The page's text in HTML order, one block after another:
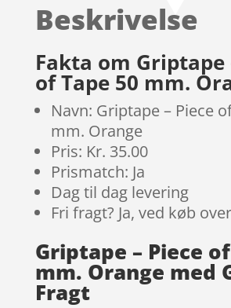
kundebedøm
Beskrivelse
Fakta om Griptape
of Tape 50 mm.
Navn: Griptape – Piece
mm. Orange
Pris: Kr. 35.00
Prismatch: Ja
Dag til dag levering
Fri fragt? Ja, ved køb
Griptape – Piece
mm. Orange med
Fragt